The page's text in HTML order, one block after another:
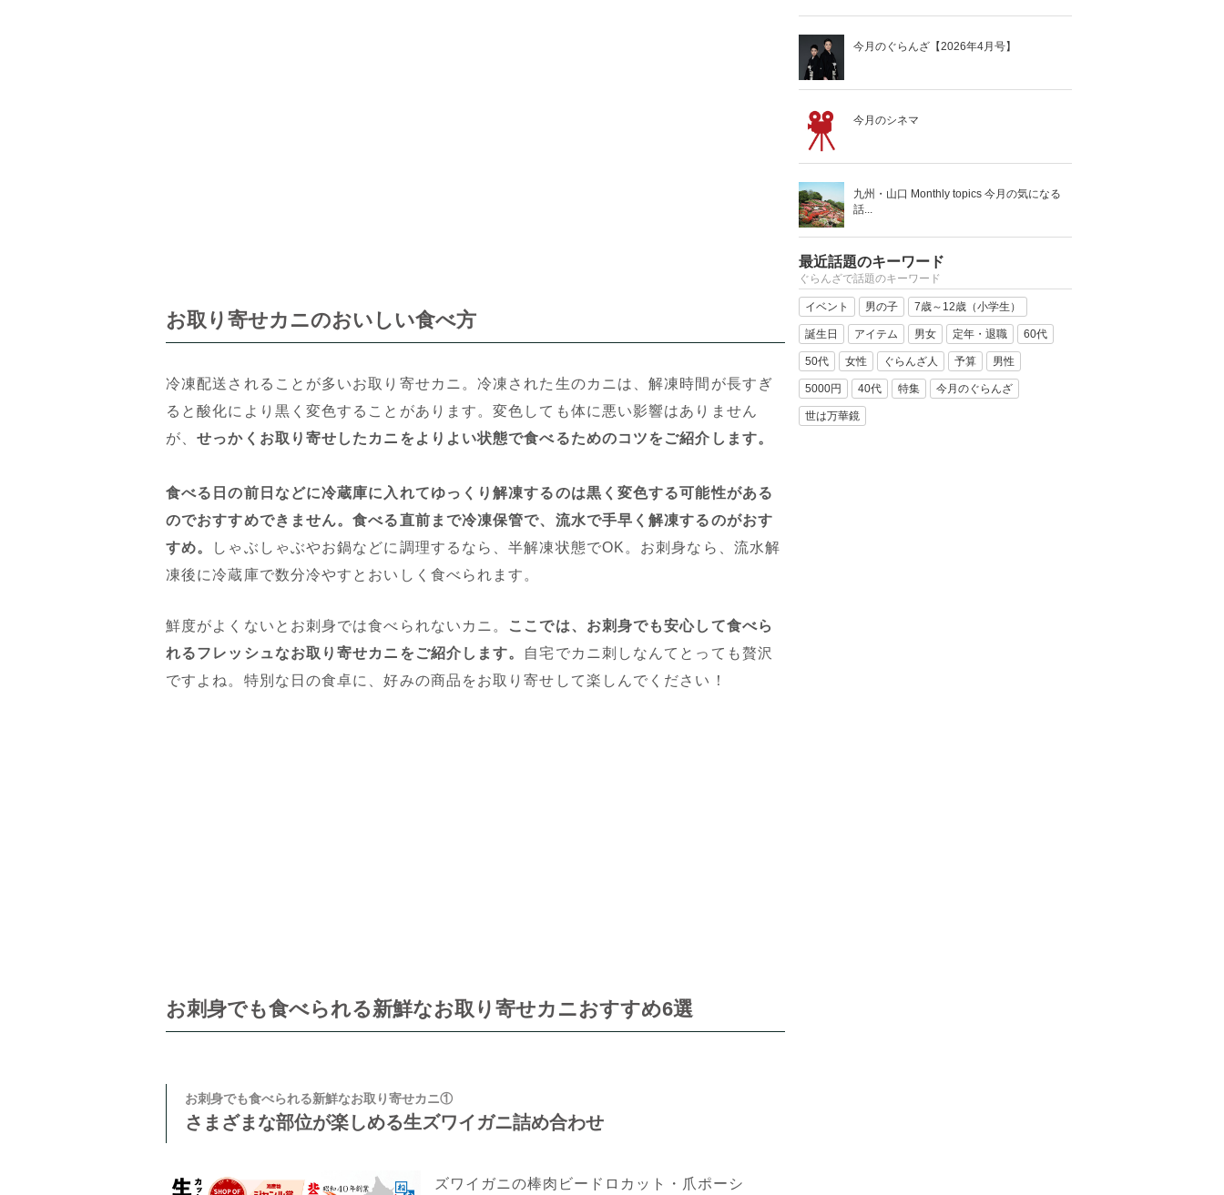
お取り寄せカニのおいしい食べ方
冷凍配送されることが多いお取り寄せカニ。冷凍された生のカニは、解凍時間が長すぎ
ると酸化により黒く変色することがあります。変色しても体に悪い影響はありません
が、せっかくお取り寄せしたカニをよりよい状態で食べるためのコツをご紹介します。
食べる日の前日などに冷蔵庫に入れてゆっくり解凍するのは黒く変色する可能性がある
のでおすすめできません。食べる直前まで冷凍保管で、流水で手早く解凍するのがおす
すめ。
しゃぶしゃぶやお鍋などに調理するなら、半解凍状態でOK。お刺身なら、流水解
凍後に冷蔵庫で数分冷やすとおいしく食べられます。
鮮度がよくないとお刺身では食べられないカニ。
ここでは、お刺身でも安心して食べら
れるフレッシュなお取り寄せカニをご紹介します。 自宅でカニ刺しなんてとっても贅沢
ですよね。特別な日の食卓に、好みの商品をお取り寄せして楽しんでください！
お刺身でも食べられる新鮮なお取り寄せカニおすすめ6選
お刺身でも食べられる新鮮なお取り寄せカニ①
さまざまな部位が楽しめる生ズワイガニ詰め合わせ
ズワイガニの棒肉ビードロカット・爪ポーシ
今月のぐらんざ【2026年4月号】
今月のシネマ
九州・山口 Monthly topics 今月の気になる
話...
最近話題のキーワード
ぐらんざで話題のキーワード
イベント 男の子 7歳～12歳（小学生）
誕生日 アイテム 男女 定年・退職 60代
50代 女性 ぐらんざ人 予算 男性
5000円 40代 特集 今月のぐらんざ
世は万華鏡